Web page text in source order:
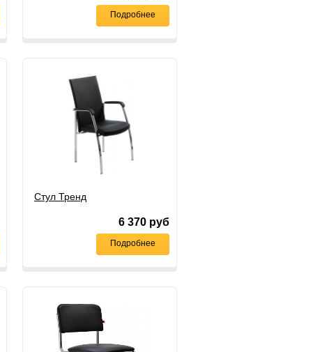
Подробнее
Стул Тренд
6 370 руб
Подробнее